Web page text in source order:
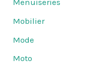
Menuiseries
Mobilier
Mode
Moto